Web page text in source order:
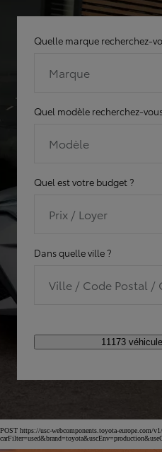
Quelle marque recherchez-
Marque
Quel modèle recherchez-
Modèle
Quel est votre budget ?
Prix / Loyer
Dans quelle ville ?
Ville / Code Postal /
11173
POST https://usc-webcomponents.toyota-europe.com/